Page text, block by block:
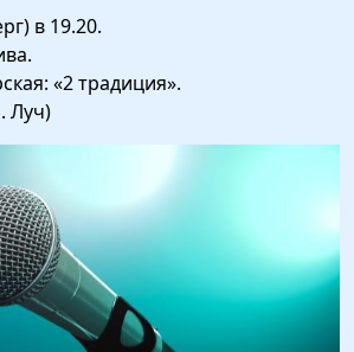
в 19.20.
«2 традиция».
Луч)